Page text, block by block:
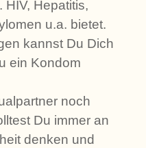
HIV, Hepatitis,
u.a. bietet.
kannst Du Dich
ein Kondom
noch
Du immer an
denken und